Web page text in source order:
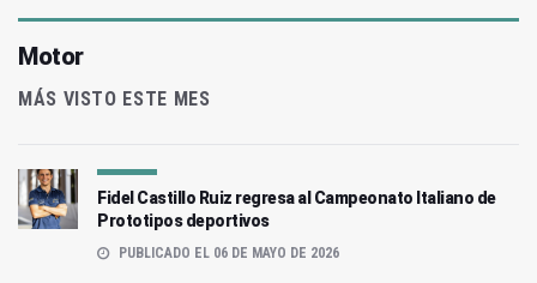
Motor
MÁS VISTO ESTE MES
Fidel Castillo Ruiz regresa al Campeonato Italiano de
Prototipos deportivos
PUBLICADO EL 06 DE MAYO DE 2026